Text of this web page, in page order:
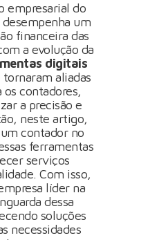
empresarial do
um
financeira das
a evolução da
digitais
aliadas
os contadores,
a precisão e
neste artigo,
contador no
ferramentas
serviços
Com isso,
líder na
dessa
soluções
necessidades